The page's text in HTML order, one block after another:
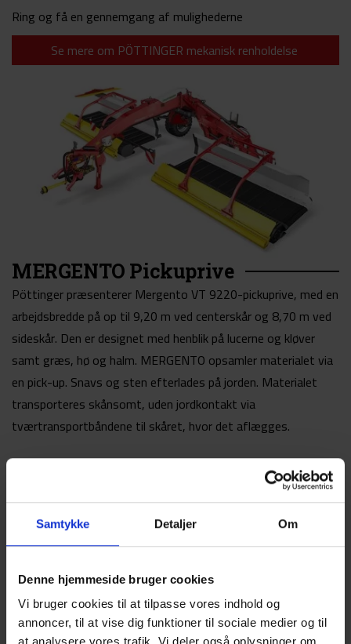
Samtykke Detaljer Om
Denne hjemmeside bruger cookies
Vi bruger cookies til at tilpasse vores indhold og
annoncer, til at vise dig funktioner til sociale medier og til
Ring og få en gennemgang af mulighederne
Se mere om PÖTTINGER mekanisk renholdelse
MERGENTO Pickuprive
Pöttinger præsenterer Mergento VT 9220-pickuprive, med en
arbejdsbredde på op til 9,20 m ved centerskår og 8,70 m ved
sideskår. Den er designet med henblik på lucerne og kløver
samt græs, hø og halm. MERGENTO opsamler materialet via
en pick-up. Snavs og sten efterlades på jorden. Materialet
transporteres skånsomt, uden jordkontakt via
tværtransportbåndene til skåret, hvor det aflægges.